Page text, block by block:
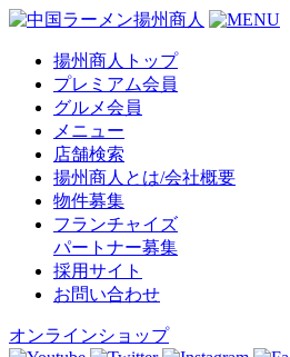
揚州商人トップ
プレミアム会員
グルメ会員
メニュー
店舗検索
揚州商人とは/会社概要
物件募集
フランチャイズ
パートナー募集
採用サイト
お問い合わせ
オンラインショップ